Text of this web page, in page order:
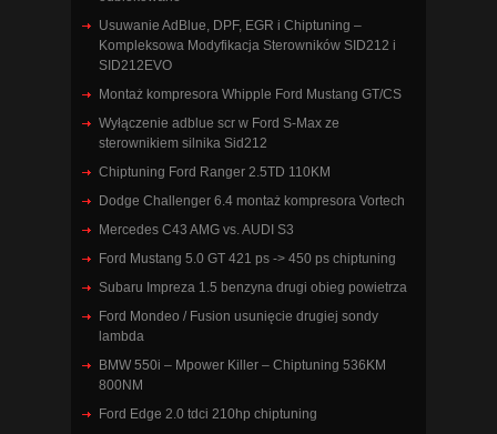
Usuwanie AdBlue, DPF, EGR i Chiptuning –
Kompleksowa Modyfikacja Sterowników SID212 i
SID212EVO
Montaż kompresora Whipple Ford Mustang GT/CS
Wyłączenie adblue scr w Ford S-Max ze
sterownikiem silnika Sid212
Chiptuning Ford Ranger 2.5TD 110KM
Dodge Challenger 6.4 montaż kompresora Vortech
Mercedes C43 AMG vs. AUDI S3
Ford Mustang 5.0 GT 421 ps -> 450 ps chiptuning
Subaru Impreza 1.5 benzyna drugi obieg powietrza
Ford Mondeo / Fusion usunięcie drugiej sondy
lambda
BMW 550i – Mpower Killer – Chiptuning 536KM
800NM
Ford Edge 2.0 tdci 210hp chiptuning